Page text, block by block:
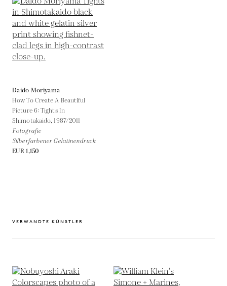
Daido Moriyama
How To Create A Beautiful
Picture 6: Tights In
Shimotakaido,1987/2011
Fotografie
Silberfarbener Gelatinendruck
EUR 1,150
VERWANDTE KÜNSTLER